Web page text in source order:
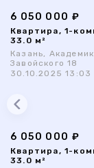
6 050 000 ₽
Квартира, 1-
33.0 м²
Казань,
Завойского 18
30.10.2025 13:03
6 050 000 ₽
Квартира, 1-
33.0 м²